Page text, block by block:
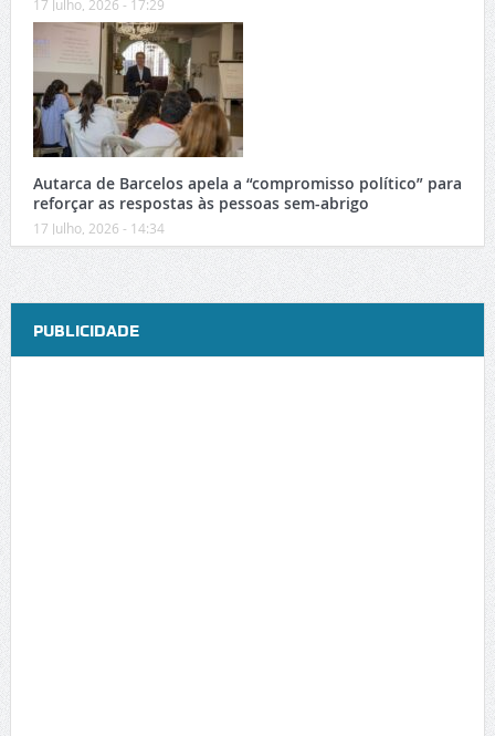
17 Julho, 2026 - 17:29
Autarca de Barcelos apela a “compromisso político” para
reforçar as respostas às pessoas sem-abrigo
17 Julho, 2026 - 14:34
PUBLICIDADE